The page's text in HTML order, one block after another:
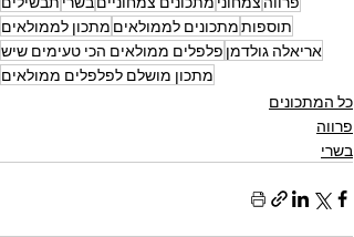
תוספותמתכונים לממולאים מתכון לממולאים
אריאלה גולדמן פלפלים ממולאים הכי טעימים שיש
מתכון מושלם לפלפלים ממולאים
כל המתכונים
פרווה
בשרי